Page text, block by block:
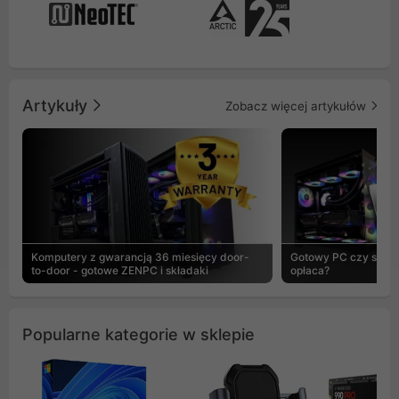
Artykuły Zobacz więcej artykułów
Komputery z gwarancją 36 miesięcy door-
to-door - gotowe ZENPC i składaki
Gotowy PC czy
opłaca?
Popularne kategorie w sklepie